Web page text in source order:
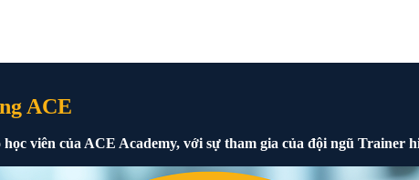
ACE
viên của ACE Academy, với sự tham gia của đội ngũ Trainer